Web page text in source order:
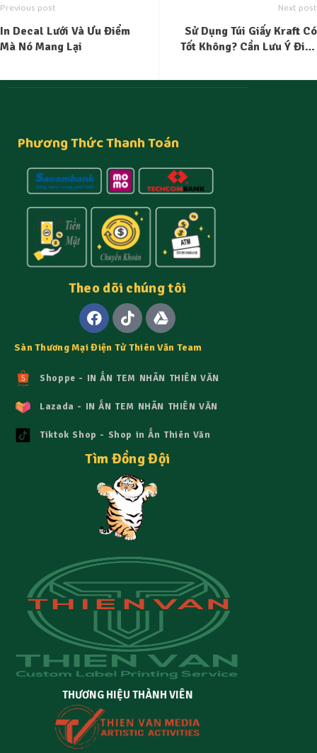
Previous post
In Decal Lưới Và Ưu Điểm
Mà Nó Mang Lại
Next post
Sử Dụng Túi Giấy Kraft Có
Tốt Không? Cần Lưu Ý Điều
THƯƠNG HIỆU THÀNH VIÊN
Phương Thức Thanh Toán
Theo dõi chúng tôi
Sàn Thương Mại Điện Tử Thiên Văn Team
Shoppe - IN ẤN TEM NHÃN THIÊN VĂN
Lazada - IN ẤN TEM NHÃN THIÊN VĂN
Tiktok Shop - Shop in Ấn Thiên Văn
Tìm Đồng Đội